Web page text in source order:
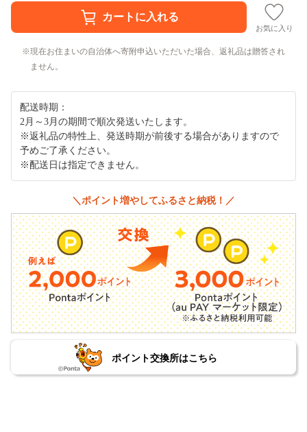
お気に入り
現在お住まいの自治体へ寄附申込いただいた場合、返礼品は贈答され
ません。
配送時期：
2月～3月の期間で順次発送いたします。
※返礼品の特性上、発送時期が前後する場合がありますので
予めご了承ください。
※配送日は指定できません。
＼ポイント増やしてふるさと納税！／
ポイント交換所はこちら